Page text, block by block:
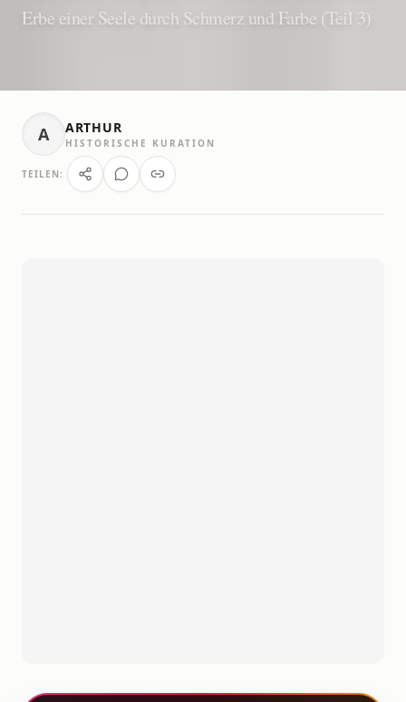
Erbe einer Seele durch Schmerz und Farbe (Teil 3)
A ARTHUR
HISTORISCHE KURATION
TEILEN: